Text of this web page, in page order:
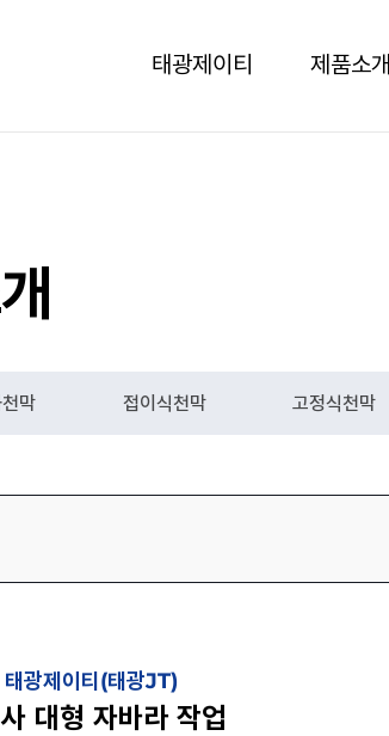
태광제이티 제품소개
막 접이식천막 고정식천막
태광제이티(태광JT)
대형 자바라 작업